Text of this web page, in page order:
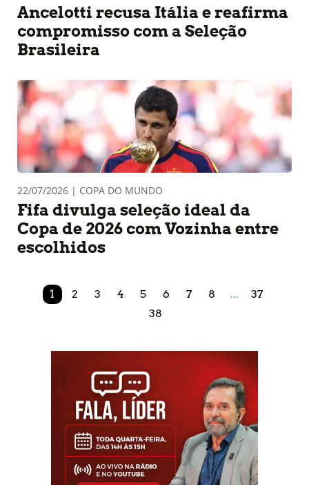
Ancelotti recusa Itália e reafirma
compromisso com a Seleção
Brasileira
22/07/2026 | COPA DO MUNDO
Fifa divulga seleção ideal da
Copa de 2026 com Vozinha entre
escolhidos
1 2 3 4 5 6 7 8 ...
37
38